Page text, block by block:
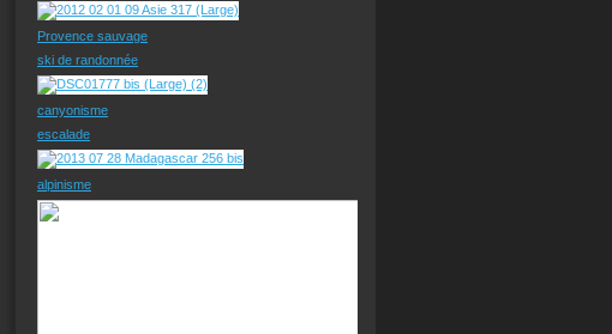
Provence sauvage
ski de randonnée
canyonisme
escalade
alpinisme